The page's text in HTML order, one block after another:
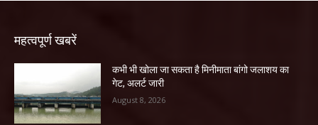
महत्वपूर्ण खबरें
कभी भी खोला जा सकता है मिनीमाता बांगो जलाशय का
गेट, अलर्ट जारी
August 8, 2026